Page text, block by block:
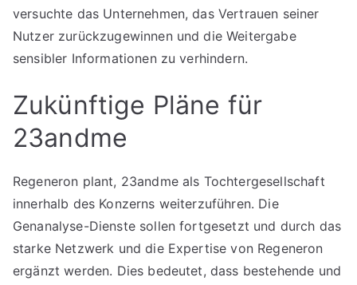
versuchte das Unternehmen, das Vertrauen seiner
Nutzer zurückzugewinnen und die Weitergabe
sensibler Informationen zu verhindern.
Zukünftige Pläne für
23andme
Regeneron plant, 23andme als Tochtergesellschaft
innerhalb des Konzerns weiterzuführen. Die
Genanalyse-Dienste sollen fortgesetzt und durch das
starke Netzwerk und die Expertise von Regeneron
ergänzt werden. Dies bedeutet, dass bestehende und